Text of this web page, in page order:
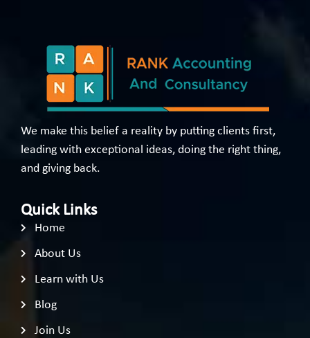
We make this belief a reality by putting clients first,
leading with exceptional ideas, doing the right thing,
and giving back.
Quick Links
Home
About Us
Learn with Us
Blog
Join Us